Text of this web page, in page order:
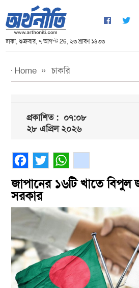
ঢাকা, শুক্রবার, ৭ আগস্ট 26, ২৩ শ্রাবণ ১৪৩৩
Home চাকরি
প্রকাশিত :০৭:০৮
২৮ এপ্রিল ২০২৬
জাপানের ১৬টি খাতে বিপুল
সরকার